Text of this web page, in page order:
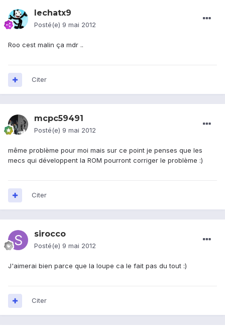
lechatx9
Posté(e) 9 mai 2012
Roo cest malin ça mdr ..
Citer
mcpc59491
Posté(e) 9 mai 2012
même problème pour moi mais sur ce point je penses que les
mecs qui développent la ROM pourront corriger le problème :)
Citer
sirocco
Posté(e) 9 mai 2012
J'aimerai bien parce que la loupe ca le fait pas du tout :)
Citer